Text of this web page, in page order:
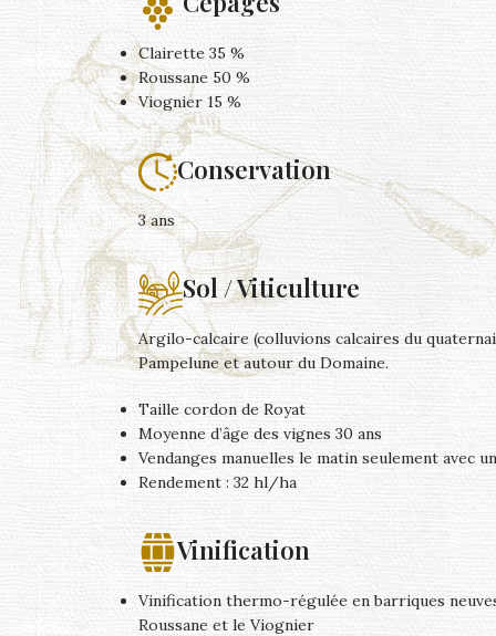
Clairette 35 %
Roussane 50 %
Viognier 15 %
Conservation
3 ans
Sol / Viticulture
Argilo-calcaire (colluvions calcaires du
Pampelune et autour du Domaine.
Taille cordon de Royat
Moyenne d’âge des vignes 30 ans
Vendanges manuelles le matin seulement avec
Rendement : 32 hl/ha
Vinification
Vinification thermo-régulée en barriques
Roussane et le Viognier